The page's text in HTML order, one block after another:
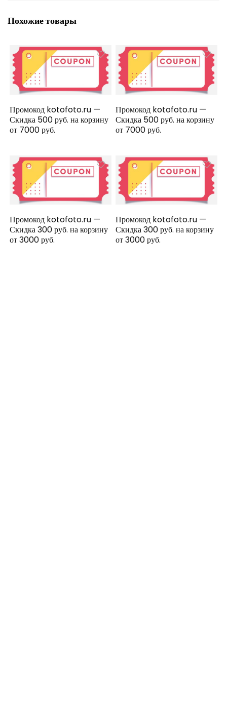
Похожие товары
Промокод kotofoto.ru —
Скидка 500 руб. на корзину
от 7000 руб.
Промокод kotofoto.ru —
Скидка 500 руб. на корзину
от 7000 руб.
Промокод kotofoto.ru —
Скидка 300 руб. на корзину
от 3000 руб.
Промокод kotofoto.ru —
Скидка 300 руб. на корзину
от 3000 руб.